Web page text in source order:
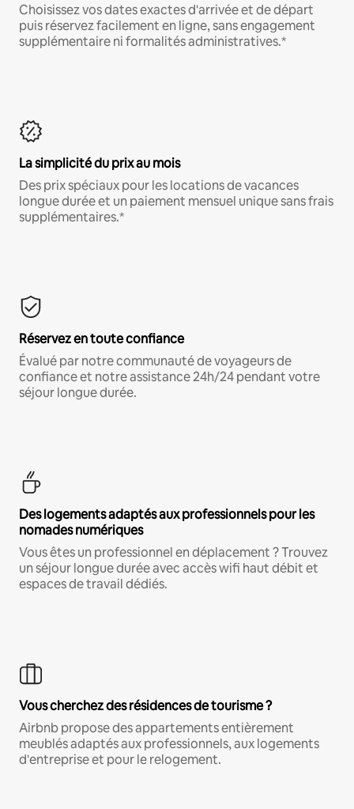
Choisissez vos dates exactes d'arrivée et de départ
puis réservez facilement en ligne, sans engagement
supplémentaire ni formalités administratives.*
La simplicité du prix au mois
Des prix spéciaux pour les locations de vacances
longue durée et un paiement mensuel unique sans frais
supplémentaires.*
Réservez en toute confiance
Évalué par notre communauté de voyageurs de
confiance et notre assistance 24h/24 pendant votre
séjour longue durée.
Des logements adaptés aux professionnels pour les
nomades numériques
Vous êtes un professionnel en déplacement ? Trouvez
un séjour longue durée avec accès wifi haut débit et
espaces de travail dédiés.
Vous cherchez des résidences de tourisme ?
Airbnb propose des appartements entièrement
meublés adaptés aux professionnels, aux logements
d'entreprise et pour le relogement.